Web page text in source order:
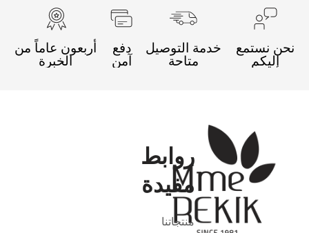
نستمع
إليكم
خدمة التوصيل
متاحة
دفع
آمن
أربعون عاماً من
الخبرة
روابط
مفيدة
منتجاتنا